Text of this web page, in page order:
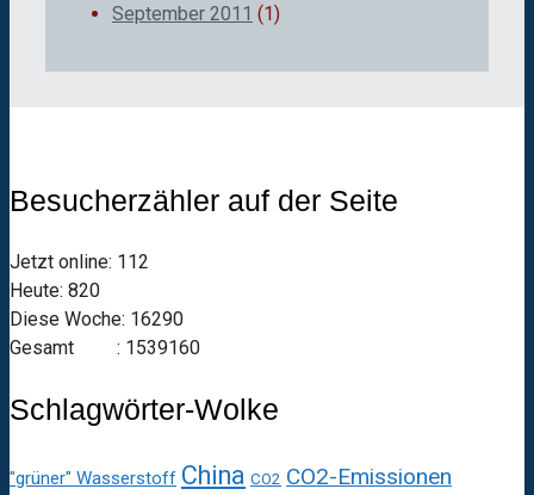
September 2011 (1)
Besucherzähler auf der Seite
Jetzt online: 112
Heute: 820
Diese Woche: 16290
Gesamt : 1539160
Schlagwörter-Wolke
"grüner" Wasserstoff China CO2 CO2-Emissionen